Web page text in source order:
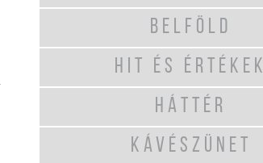
BELFÖLD
HIT ÉS ÉRTÉKEK
HÁTTÉR
KÁVÉSZÜNET